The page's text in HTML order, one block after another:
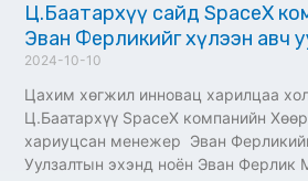
Ц.Баатархүү сайд SpaceX
Эван Ферликийг хүлээн авч
2024-10-10
Цахим хөгжил инновац харилцаа
Ц.Баатархүү SpaceX компанийн
хариуцсан менежер Эван
Уулзалтын эхэнд ноён Эван Ферлик